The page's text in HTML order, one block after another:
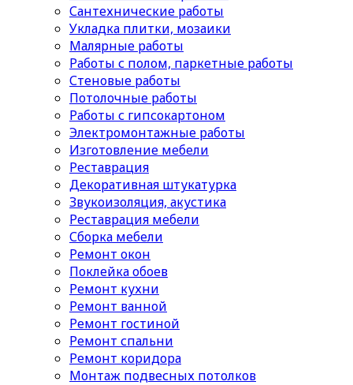
Сантехнические работы
Укладка плитки, мозаики
Малярные работы
Работы с полом, паркетные работы
Стеновые работы
Потолочные работы
Работы с гипсокартоном
Электромонтажные работы
Изготовление мебели
Реставрация
Декоративная штукатурка
Звукоизоляция, акустика
Реставрация мебели
Сборка мебели
Ремонт окон
Поклейка обоев
Ремонт кухни
Ремонт ванной
Ремонт гостиной
Ремонт спальни
Ремонт коридора
Монтаж подвесных потолков